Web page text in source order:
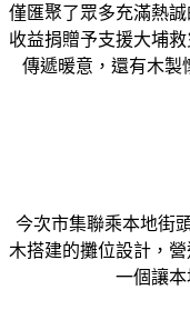
僅匯聚了眾多充滿熱
收益捐贈予支援大埔
傳遞暖意，還有木製
今次市集聯乘本地街
木搭建的攤位設計，
一個讓本